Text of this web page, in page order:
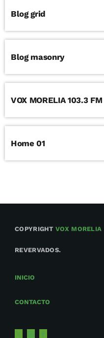
Blog grid
Blog masonry
VOX MORELIA 103.3 FM
Home 01
COPYRIGHTVOX MORELIA
REVERVADOS.
INICIO
CONTACTO